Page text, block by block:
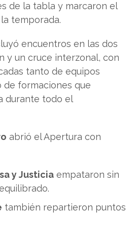
de la tabla y marcaron el
temporada.
encuentros en las dos
y un cruce interzonal, con
tanto de equipos
de formaciones que
durante todo el
abrió el Apertura con
y Justicia empataron sin
también repartieron puntos